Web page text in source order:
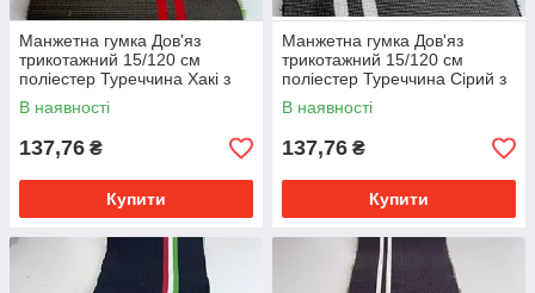
Манжетна гумка Дов'яз
трикотажний 15/120 см
поліестер Туреччина Хакі з
двома червоними смугами
В наявності
137,76 ₴
Купити
Манжетна гумка Дов'яз
трикотажний 15/120 см
поліестер Туреччина Сірий з
двома білими смугами
В наявності
137,76 ₴
Купити